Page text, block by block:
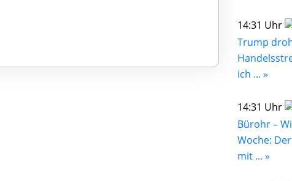
14:31 Uhr
Trump
ich ... »
14:31 Uhr
Bürohr –
Woche:
mit ... »